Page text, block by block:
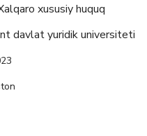
xususiy huquq
davlat yuridik universiteti